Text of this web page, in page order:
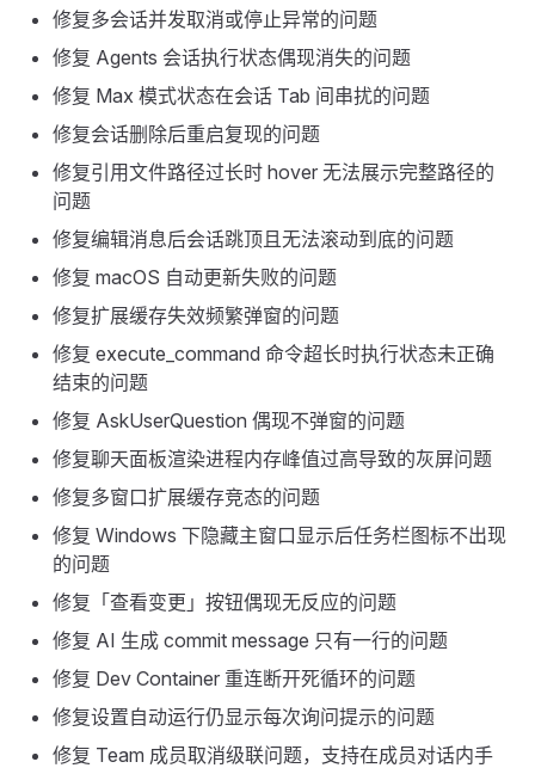
修复多会话并发取消或停止异常的问题
修复 Agents 会话执行状态偶现消失的问题
修复 Max 模式状态在会话 Tab 间串扰的问题
修复会话删除后重启复现的问题
修复引用文件路径过长时 hover 无法展示完整路径的
问题
修复编辑消息后会话跳顶且无法滚动到底的问题
修复 macOS 自动更新失败的问题
修复扩展缓存失效频繁弹窗的问题
修复 execute_command 命令超长时执行状态未正确
结束的问题
修复 AskUserQuestion 偶现不弹窗的问题
修复聊天面板渲染进程内存峰值过高导致的灰屏问题
修复多窗口扩展缓存竞态的问题
修复 Windows 下隐藏主窗口显示后任务栏图标不出现
的问题
修复「查看变更」按钮偶现无反应的问题
修复 AI 生成 commit message 只有一行的问题
修复 Dev Container 重连断开死循环的问题
修复设置自动运行仍显示每次询问提示的问题
修复 Team 成员取消级联问题，支持在成员对话内手